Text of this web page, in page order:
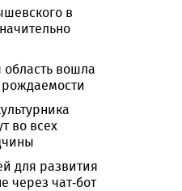
в
область вошла
во всех
для развития
через чат-бот